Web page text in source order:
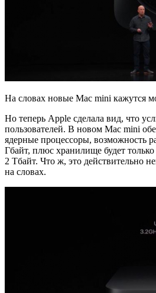
На словах новые Mac mini кажутся
Но теперь Apple сделала вид, что
пользователей. В новом Mac mini
ядерные процессоры, возможность
Гбайт, плюс хранилище будет
2 Тбайт. Что ж, это действительно
на словах.